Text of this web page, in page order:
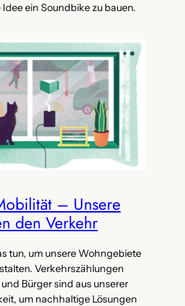
ein Soundbike zu bauen.
– Unsere
den Verkehr
tun, um unsere Wohngebiete
Verkehrszählungen
Bürger sind aus unserer
um nachhaltige Lösungen